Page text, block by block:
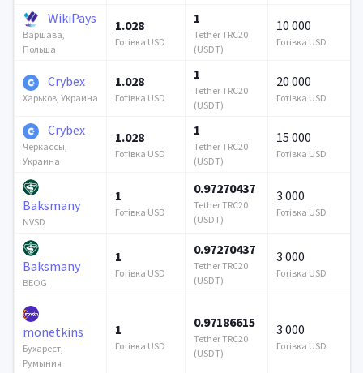
WikiPays
Варшава,
Польша
1.028
Готівка USD
1
Tether TRC20
(USDT)
10 000
Готівка USD
Crybex
Харьков, Украина
1.028
Готівка USD
1
Tether TRC20
(USDT)
20 000
Готівка USD
Crybex
Черкассы,
Украина
1.028
Готівка USD
1
Tether TRC20
(USDT)
15 000
Готівка USD
Baksmany
NVSD
1
Готівка USD
0.97270437
Tether TRC20
(USDT)
3 000
Готівка USD
Baksmany
BEOG
1
Готівка USD
0.97270437
Tether TRC20
(USDT)
3 000
Готівка USD
monetkins
Бухарест,
Румыния
1
Готівка USD
0.97186615
Tether TRC20
(USDT)
3 000
Готівка USD